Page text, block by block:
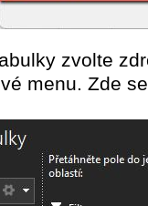
zvolte
menu. Zde